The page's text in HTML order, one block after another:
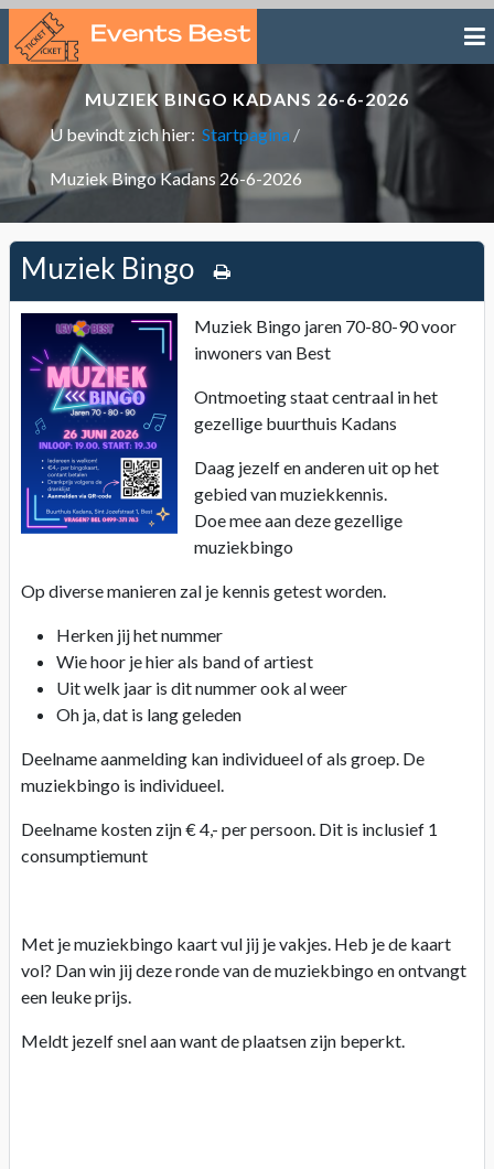
MUZIEK BINGO KADANS 26-6-2026
U bevindt zich hier: Startpagina
Muziek Bingo Kadans 26-6-2026
Muziek Bingo
Muziek Bingo jaren 70-80-90 voor
inwoners van Best
Ontmoeting staat centraal in het
gezellige buurthuis Kadans
Daag jezelf en anderen uit op het
gebied van muziekkennis.
Doe mee aan deze gezellige
muziekbingo
Op diverse manieren zal je kennis getest worden.
Herken jij het nummer
Wie hoor je hier als band of artiest
Uit welk jaar is dit nummer ook al weer
Oh ja, dat is lang geleden
Deelname aanmelding kan individueel of als groep. De
muziekbingo is individueel.
Deelname kosten zijn € 4,- per persoon. Dit is inclusief 1
consumptiemunt
Met je muziekbingo kaart vul jij je vakjes. Heb je de kaart
vol? Dan win jij deze ronde van de muziekbingo en ontvangt
een leuke prijs.
Meldt jezelf snel aan want de plaatsen zijn beperkt.